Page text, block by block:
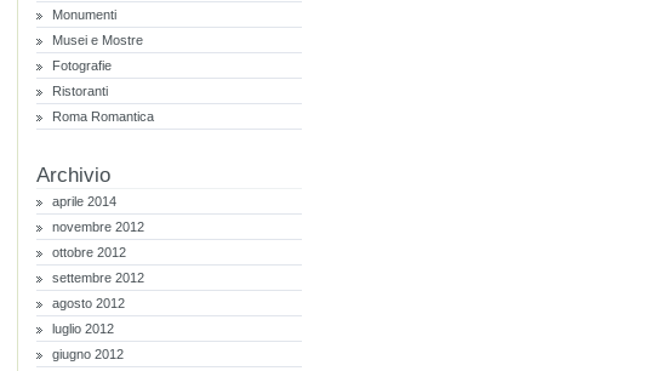
Monumenti
Musei e Mostre
Fotografie
Ristoranti
Roma Romantica
Archivio
aprile 2014
novembre 2012
ottobre 2012
settembre 2012
agosto 2012
luglio 2012
giugno 2012